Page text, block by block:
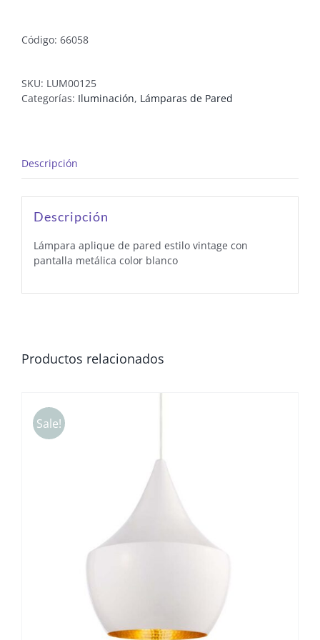
Código: 66058
SKU: LUM00125
Categorías: Iluminación, Lámparas de Pared
Descripción
Descripción
Lámpara aplique de pared estilo vintage con
pantalla metálica color blanco
Productos relacionados
Sale!